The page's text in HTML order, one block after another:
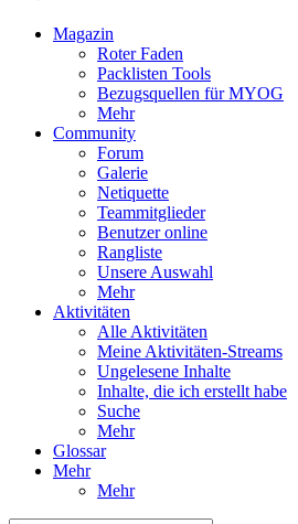
Magazin
Roter Faden
Packlisten Tools
Bezugsquellen für MYOG
Mehr
Community
Forum
Galerie
Netiquette
Teammitglieder
Benutzer online
Rangliste
Unsere Auswahl
Mehr
Aktivitäten
Alle Aktivitäten
Meine Aktivitäten-Streams
Ungelesene Inhalte
Inhalte, die ich erstellt habe
Suche
Mehr
Glossar
Mehr
Mehr